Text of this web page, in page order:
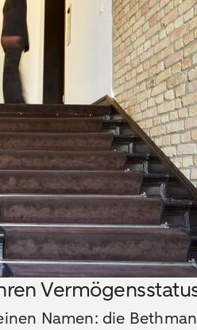
Namen: die